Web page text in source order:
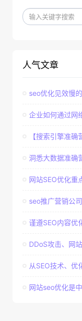
人气文章
seo优化见效慢的
企业如何通过网
【搜索引擎准确营
洞悉大数据准确
网站SEO优化重
seo推广营销公
谨遵SEO内容优
DDoS攻击、网
从SEO技术、优
网站seo优化是